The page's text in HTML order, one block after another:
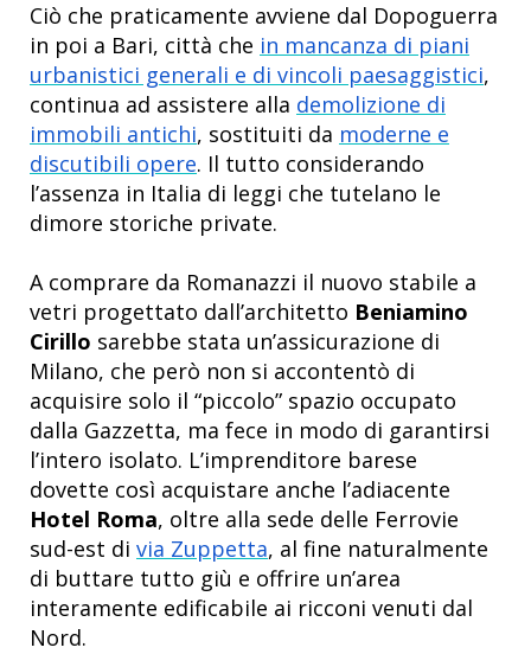
Ciò che praticamente avviene dal Dopoguerra
in poi a Bari, città che in mancanza di piani
urbanistici generali e di vincoli paesaggistici,
continua ad assistere alla demolizione di
immobili antichi, sostituiti da moderne e
discutibili opere. Il tutto considerando
l’assenza in Italia di leggi che tutelano le
dimore storiche private.
A comprare da Romanazzi il nuovo stabile a
vetri progettato dall’architetto Beniamino
Cirillo sarebbe stata un’assicurazione di
Milano, che però non si accontentò di
acquisire solo il “piccolo” spazio occupato
dalla Gazzetta, ma fece in modo di garantirsi
l’intero isolato. L’imprenditore barese
dovette così acquistare anche l’adiacente
Hotel Roma, oltre alla sede delle Ferrovie
sud-est di via Zuppetta, al fine naturalmente
di buttare tutto giù e offrire un’area
interamente edificabile ai ricconi venuti dal
Nord.